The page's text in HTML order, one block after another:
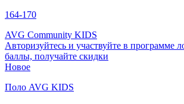
164-170
AVG Community KIDS
Авторизуйтесь и участвуйте в программе
баллы, получайте скидки
Новое
Поло AVG KIDS